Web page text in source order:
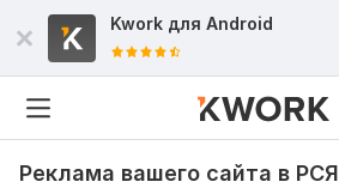
Kwork для Android
Реклама вашего сайта в РСЯ